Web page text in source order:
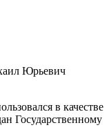
Юрьевич
в качестве
Государственному